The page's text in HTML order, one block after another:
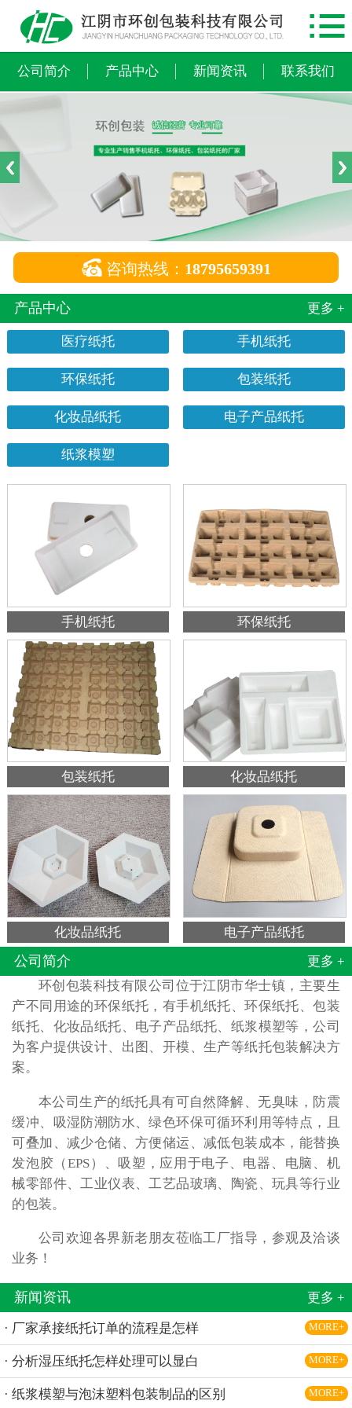
网站首页
产品中心
联系我们

公司简介 产品中心 新闻资讯 联系我们
 咨询热线： 18795659391
产品中心 更多 +
医疗纸托 手机纸托
环保纸托 包装纸托
化妆品纸托 电子产品纸托
纸浆模塑
手机纸托 环保纸托
包装纸托 化妆品纸托
化妆品纸托 电子产品纸托
公司简介
更多 +
环创包装科技有限公司位于江阴市华士镇，主要生
产不同用途的环保纸托，有手机纸托、环保纸托、包装
纸托、化妆品纸托、电子产品纸托、纸浆模塑等，公司
为客户提供设计、出图、开模、生产等纸托包装解决方
案。
本公司生产的纸托具有可自然降解、无臭味，防震
缓冲、吸湿防潮防水、绿色环保可循环利用等特点，且
可叠加、减少仓储、方便储运、减低包装成本，能替换
发泡胶（EPS）、吸塑，应用于电子、电器、电脑、机
械零部件、工业仪表、工艺品玻璃、陶瓷、玩具等行业
的包装。
公司欢迎各界新老朋友莅临工厂指导，参观及洽谈
业务！
新闻资讯 更多 +
· 厂家承接纸托订单的流程是怎样 MORE+
· 分析湿压纸托怎样处理可以显白 MORE+
· 纸浆模塑与泡沫塑料包装制品的区别 MORE+